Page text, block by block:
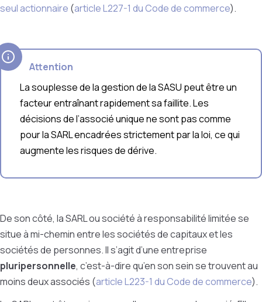
seul actionnaire (article L227-1 du Code de commerce).
Attention
La souplesse de la gestion de la SASU peut être un
facteur entraînant rapidement sa faillite. Les
décisions de l’associé unique ne sont pas comme
pour la SARL encadrées strictement par la loi, ce qui
augmente les risques de dérive.
De son côté, la SARL ou société à responsabilité limitée se
situe à mi-chemin entre les sociétés de capitaux et les
sociétés de personnes. Il s’agit d’une entreprise
pluripersonnelle, c’est-à-dire qu’en son sein se trouvent au
moins deux associés (article L223-1 du Code de commerce).